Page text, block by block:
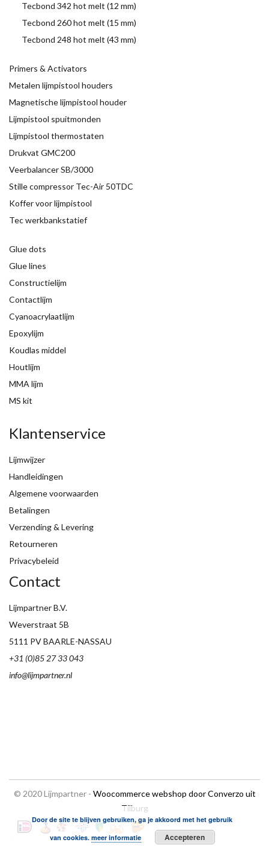
Tecbond 342 hot melt (12 mm)
Tecbond 260 hot melt (15 mm)
Tecbond 248 hot melt (43 mm)
Primers & Activators
Metalen lijmpistool houders
Magnetische lijmpistool houder
Lijmpistool spuitmonden
Lijmpistool thermostaten
Drukvat GMC200
Veerbalancer SB/3000
Stille compressor Tec-Air 50TDC
Koffer voor lijmpistool
Tec werkbankstatief
Glue dots
Glue lines
Constructielijm
Contactlijm
Cyanoacrylaatlijm
Epoxylijm
Koudlas middel
Houtlijm
MMA lijm
MS kit
Klantenservice
Lijmwijzer
Handleidingen
Algemene voorwaarden
Betalingen
Verzending & Levering
Retourneren
Privacybeleid
Contact
Lijmpartner B.V.
Weverstraat 5B
5111 PV BAARLE-NASSAU
+31 (0)85 27 33 043
info@lijmpartner.nl
© 2020 Lijmpartner - Woocommerce webshop door Converzo uit
Tilburg
Door de site te blijven gebruiken, ga je akkoord met het gebruik
van cookies. meer informatie Accepteren